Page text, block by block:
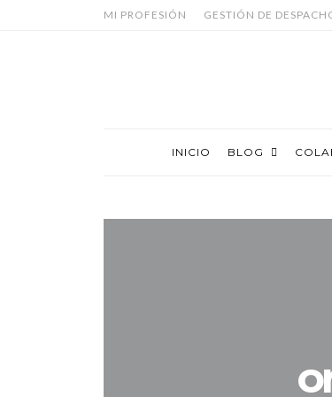
MI PROFESIÓN GESTIÓN DE
INICIO BLOG